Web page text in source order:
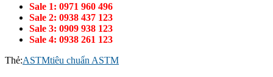
Sale 1: 0971 960 496
Sale 2: 0938 437 123
Sale 3: 0909 938 123
Sale 4: 0938 261 123
Thẻ:ASTMtiêu chuẩn ASTM